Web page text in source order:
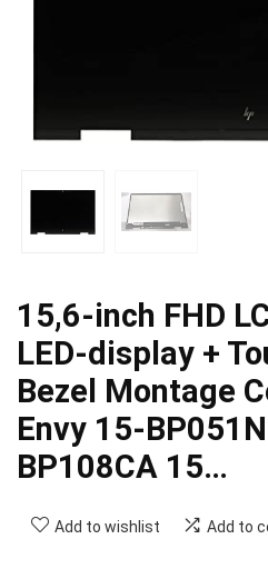
15,6-inch FHD
LED-display +
Bezel Montage
Envy 15-
BP108CA 15…
Add to wishlist Add to